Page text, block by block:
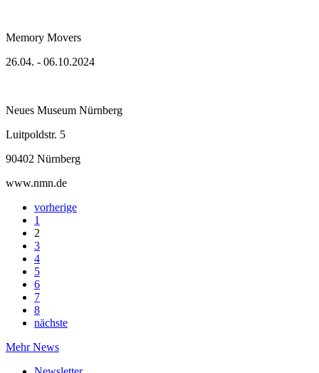
Memory Movers
26.04. - 06.10.2024
Neues Museum Nürnberg
Luitpoldstr. 5
90402 Nürnberg
www.nmn.de
vorherige
1
2
3
4
5
6
7
8
nächste
Mehr News